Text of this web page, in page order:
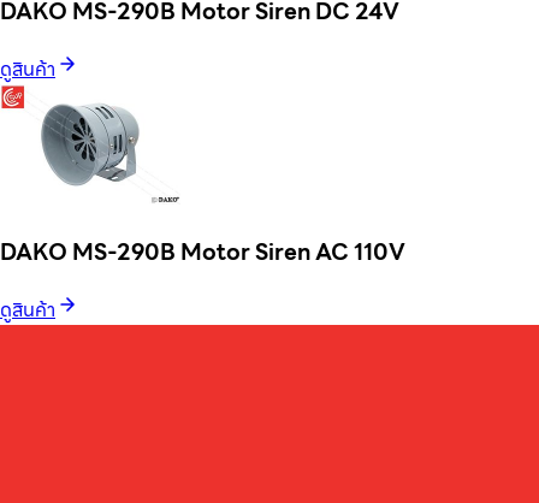
DAKO MS-290B Motor Siren DC 24V
ดูสินค้า
DAKO MS-290B Motor Siren AC 110V
ดูสินค้า